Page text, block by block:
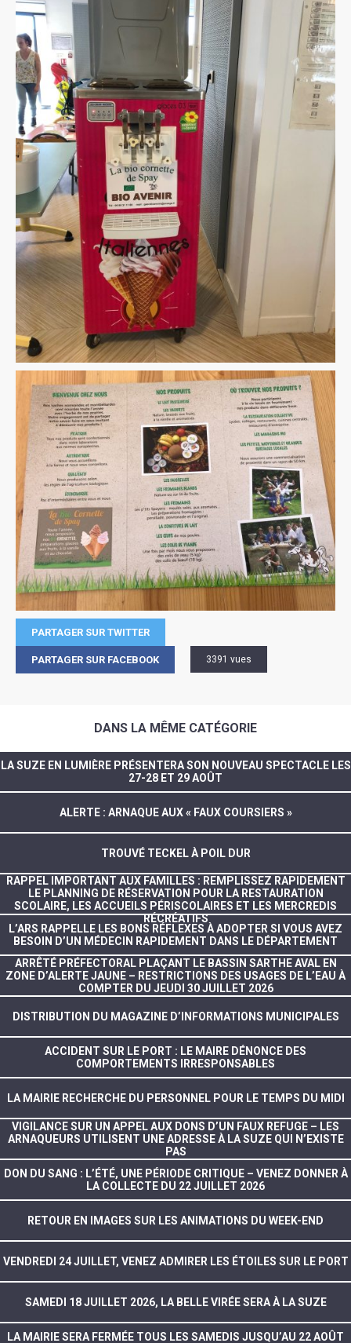
PARTAGER SUR TWITTER
PARTAGER SUR FACEBOOK 3391 vues
DANS LA MÊME CATÉGORIE
LA SUZE EN LUMIÈRE PRÉSENTERA SON NOUVEAU SPECTACLE LES
27-28 ET 29 AOÛT
ALERTE : ARNAQUE AUX « FAUX COURSIERS »
TROUVÉ TECKEL À POIL DUR
RAPPEL IMPORTANT AUX FAMILLES : REMPLISSEZ RAPIDEMENT
LE PLANNING DE RÉSERVATION POUR LA RESTAURATION
SCOLAIRE, LES ACCUEILS PÉRISCOLAIRES ET LES MERCREDIS
RÉCRÉATIFS
L’ARS RAPPELLE LES BONS RÉFLEXES À ADOPTER SI VOUS AVEZ
BESOIN D’UN MÉDECIN RAPIDEMENT DANS LE DÉPARTEMENT
ARRÊTÉ PRÉFECTORAL PLAÇANT LE BASSIN SARTHE AVAL EN
ZONE D’ALERTE JAUNE – RESTRICTIONS DES USAGES DE L’EAU À
COMPTER DU JEUDI 30 JUILLET 2026
DISTRIBUTION DU MAGAZINE D’INFORMATIONS MUNICIPALES
ACCIDENT SUR LE PORT : LE MAIRE DÉNONCE DES
COMPORTEMENTS IRRESPONSABLES
LA MAIRIE RECHERCHE DU PERSONNEL POUR LE TEMPS DU MIDI
VIGILANCE SUR UN APPEL AUX DONS D’UN FAUX REFUGE – LES
ARNAQUEURS UTILISENT UNE ADRESSE À LA SUZE QUI N’EXISTE
PAS
DON DU SANG : L’ÉTÉ, UNE PÉRIODE CRITIQUE – VENEZ DONNER À
LA COLLECTE DU 22 JUILLET 2026
RETOUR EN IMAGES SUR LES ANIMATIONS DU WEEK-END
VENDREDI 24 JUILLET, VENEZ ADMIRER LES ÉTOILES SUR LE PORT
SAMEDI 18 JUILLET 2026, LA BELLE VIRÉE SERA À LA SUZE
LA MAIRIE SERA FERMÉE TOUS LES SAMEDIS JUSQU’AU 22 AOÛT